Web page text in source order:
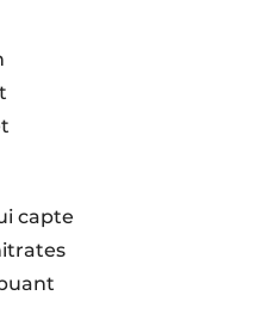
capte